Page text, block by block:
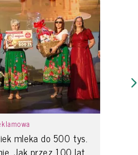
mleka do 500 tys.